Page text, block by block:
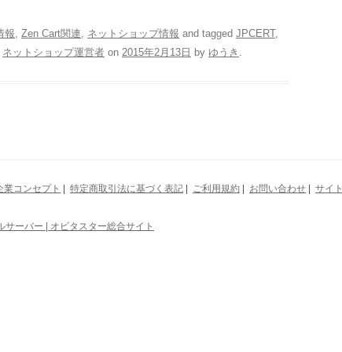
報, Zen Cart関連, ネットショップ情報 and tagged JPCERT,
ネットショップ運営者 on 2015年2月13日 by ゆうき .
業コンセプト 特定商取引法に基づく表記 ご利用規約 お問い合わせ サイ
ーバー | オビタスター総合サイト